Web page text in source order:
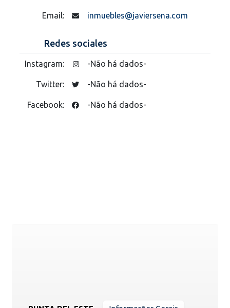
Email: inmuebles@javiersena.com
Redes sociales
Instagram: -Não há dados-
Twitter: -Não há dados-
Facebook: -Não há dados-